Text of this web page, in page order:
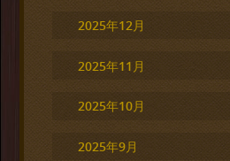
2025年12月
2025年11月
2025年10月
2025年9月